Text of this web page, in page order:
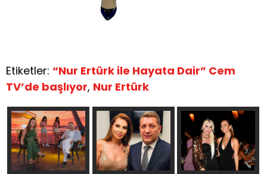
Etiketler: “Nur Ertürk ile Hayata Dair” Cem
TV’de başlıyor, Nur Ertürk